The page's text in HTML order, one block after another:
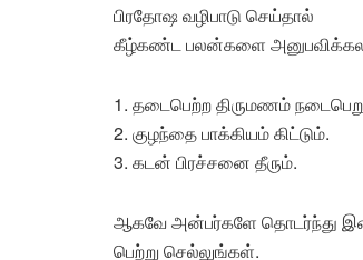
பிரதோஷ வழிபாடு செய்தால்
கீழ்கண்ட பலன்களை
1. தடைபெற்ற திருமணம்
2. குழந்தை பாக்கியம் கிட்டும்.
3. கடன் பிரச்சனை தீரும்.
ஆகவே அன்பர்களே தொடர்ந்து
பெற்று செல்லுங்கள்.